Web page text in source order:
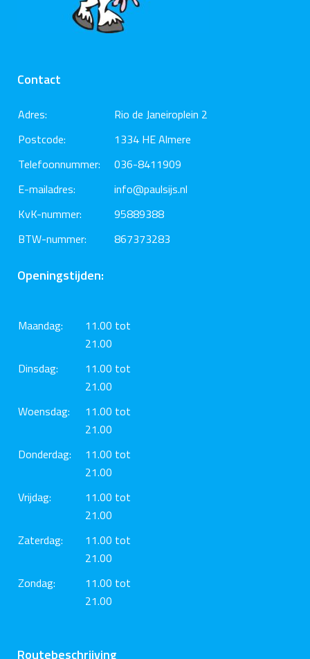
Contact
Adres:
Rio de Janeiroplein 2
Postcode:
1334 HE Almere
Telefoonnummer:
036-8411909
E-mailadres:
info@paulsijs.nl
KvK-nummer:
95889388
BTW-nummer:
867373283
Openingstijden:
Maandag:
11.00 tot
21.00
Dinsdag:
11.00 tot
21.00
Woensdag:
11.00 tot
21.00
Donderdag:
11.00 tot
21.00
Vrijdag:
11.00 tot
21.00
Zaterdag:
11.00 tot
21.00
Zondag:
11.00 tot
21.00
Routebeschrijving